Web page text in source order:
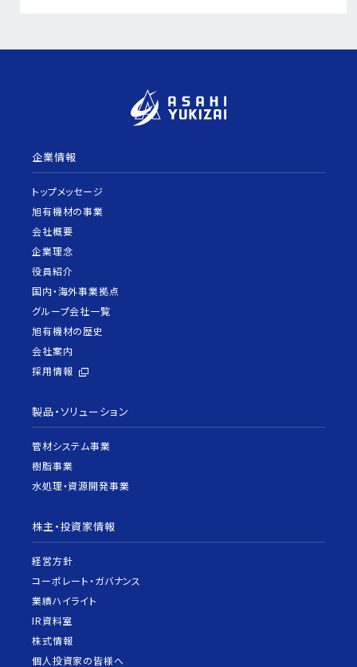
企業情報
トップメッセージ
旭有機材の事業
会社概要
企業理念
役員紹介
国内・海外事業拠点
グループ会社一覧
旭有機材の歴史
会社案内
採用情報
製品・ソリューション
管材システム事業
樹脂事業
水処理・資源開発事業
株主・投資家情報
経営方針
コーポレート・ガバナンス
業績ハイライト
IR資料室
株式情報
個人投資家の皆様へ